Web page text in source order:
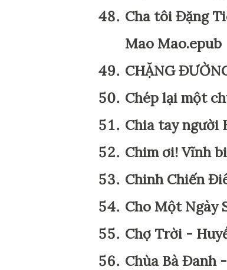
Cha tôi Đặng
Mao Mao.epub
CHẶNG
Chép lại một
Chia tay người
Chim ơi! Vĩnh
Chinh Chiến
Cho Một Ngày
Chợ Trời -
Chùa Bà Đanh